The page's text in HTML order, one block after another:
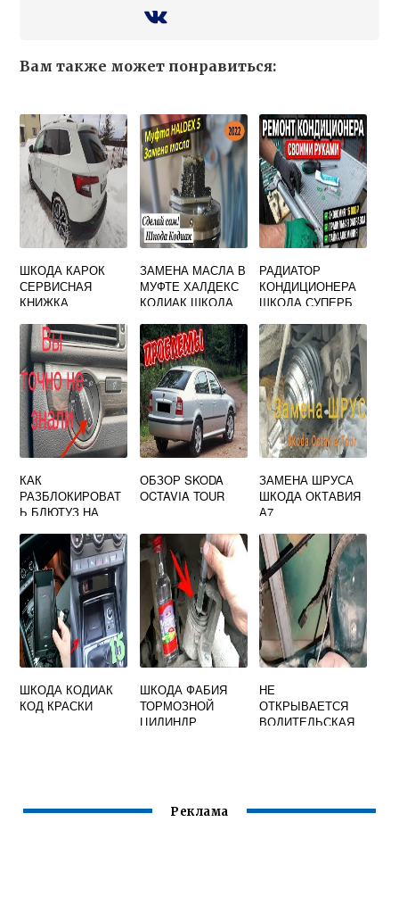
Вам также может понравиться:
ШКОДА КАРОК
СЕРВИСНАЯ
КНИЖКА
ЗАМЕНА МАСЛА В
МУФТЕ ХАЛДЕКС
КОДИАК ШКОДА
РАДИАТОР
КОНДИЦИОНЕРА
ШКОДА СУПЕРБ
КАК
РАЗБЛОКИРОВАТ
Ь БЛЮТУЗ НА
ОБЗОР SKODA
OCTAVIA TOUR
ЗАМЕНА ШРУСА
ШКОДА ОКТАВИЯ
А7
ШКОДА КОДИАК
КОД КРАСКИ
ШКОДА ФАБИЯ
ТОРМОЗНОЙ
ЦИЛИНДР
НЕ
ОТКРЫВАЕТСЯ
ВОДИТЕЛЬСКАЯ
Реклама